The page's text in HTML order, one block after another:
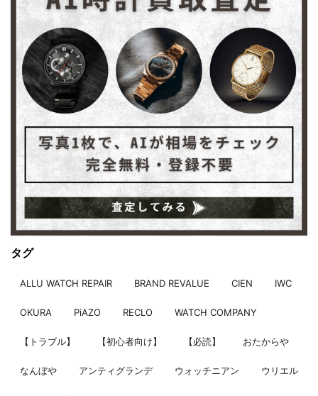
タグ
ALLU WATCH REPAIR BRAND REVALUE CIEN IWC
OKURA PiAZO RECLO WATCH COMPANY
【トラブル】 【初心者向け】 【必読】 おたからや
なんぼや アンティグランデ ウォッチニアン ウリエル